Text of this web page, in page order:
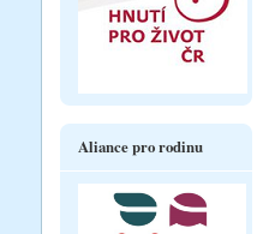
Aliance pro rodinu